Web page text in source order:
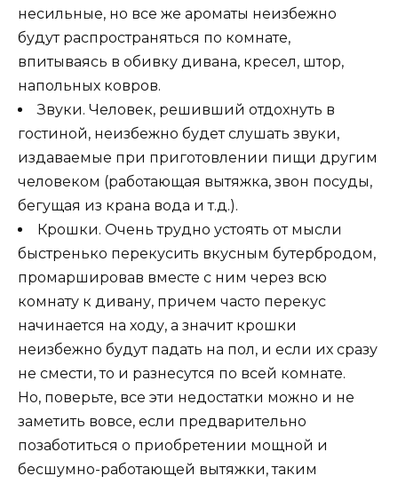
несильные, но все же ароматы неизбежно
будут распространяться по комнате,
впитываясь в обивку дивана, кресел, штор,
напольных ковров.
Звуки. Человек, решивший отдохнуть в
гостиной, неизбежно будет слушать звуки,
издаваемые при приготовлении пищи другим
человеком (работающая вытяжка, звон посуды,
бегущая из крана вода и т.д.).
Крошки. Очень трудно устоять от мысли
быстренько перекусить вкусным бутербродом,
промаршировав вместе с ним через всю
комнату к дивану, причем часто перекус
начинается на ходу, а значит крошки
неизбежно будут падать на пол, и если их сразу
не смести, то и разнесутся по всей комнате.
Но, поверьте, все эти недостатки можно и не
заметить вовсе, если предварительно
позаботиться о приобретении мощной и
бесшумно-работающей вытяжки, таким